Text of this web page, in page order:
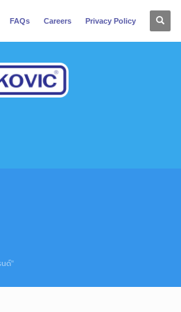
FAQs Careers Privacy Policy
นด์"